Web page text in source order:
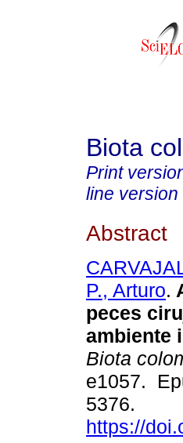
Biota
Print
line version
Abstract
P., Arturo.
peces
ambiente
Biota
e1057.
5376.
https://